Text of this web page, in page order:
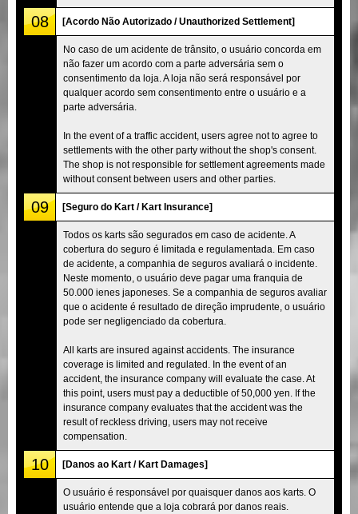
08 [Acordo Não Autorizado / Unauthorized Settlement]
No caso de um acidente de trânsito, o usuário concorda em
não fazer um acordo com a parte adversária sem o
consentimento da loja. A loja não será responsável por
qualquer acordo sem consentimento entre o usuário e a
parte adversária.
In the event of a traffic accident, users agree not to agree to
settlements with the other party without the shop's consent.
The shop is not responsible for settlement agreements made
without consent between users and other parties.
09 [Seguro do Kart / Kart Insurance]
Todos os karts são segurados em caso de acidente. A
cobertura do seguro é limitada e regulamentada. Em caso
de acidente, a companhia de seguros avaliará o incidente.
Neste momento, o usuário deve pagar uma franquia de
50.000 ienes japoneses. Se a companhia de seguros avaliar
que o acidente é resultado de direção imprudente, o usuário
pode ser negligenciado da cobertura.
All karts are insured against accidents. The insurance
coverage is limited and regulated. In the event of an
accident, the insurance company will evaluate the case. At
this point, users must pay a deductible of 50,000 yen. If the
insurance company evaluates that the accident was the
result of reckless driving, users may not receive
compensation.
10 [Danos ao Kart / Kart Damages]
O usuário é responsável por quaisquer danos aos karts. O
usuário entende que a loja cobrará por danos reais.